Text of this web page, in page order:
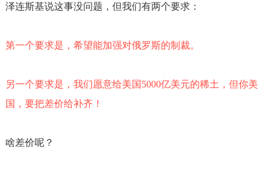
泽连斯基说这事没问题，但我们有两个要求：
第一个要求是，希望能加强对俄罗斯的制裁。
另一个要求是，我们愿意给美国 5000亿美元的稀土，但你美
国，要把差价给补齐！
啥差价呢？